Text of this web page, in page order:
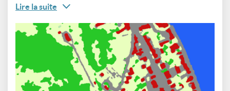
Lire la suite